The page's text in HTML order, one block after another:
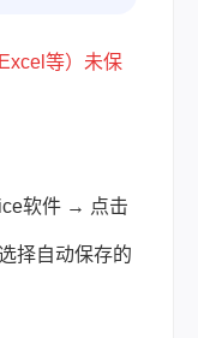
等）未保
软件 → 点击
择自动保存的